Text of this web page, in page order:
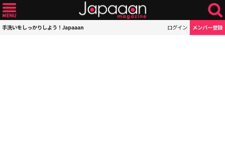
手洗いをしっかりしよう！Japaaan ログイン メンバー登録